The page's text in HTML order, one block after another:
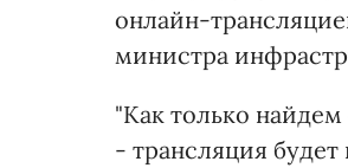
онлайн-
министра
"Как только
- трансляция